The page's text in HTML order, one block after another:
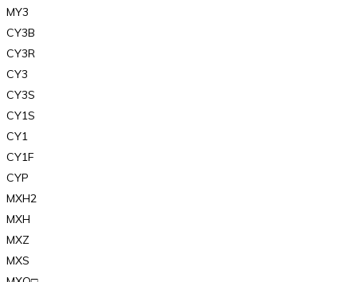
MY3
CY3B
CY3R
CY3
CY3S
CY1S
CY1
CY1F
CYP
MXH2
MXH
MXZ
MXS